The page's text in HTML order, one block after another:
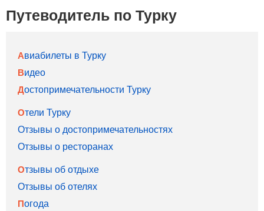
Путеводитель по Турку
Авиабилеты в Турку
Видео
Достопримечательности Турку
Отели Турку
Отзывы о достопримечательностях
Отзывы о ресторанах
Отзывы об отдыхе
Отзывы об отелях
Погода